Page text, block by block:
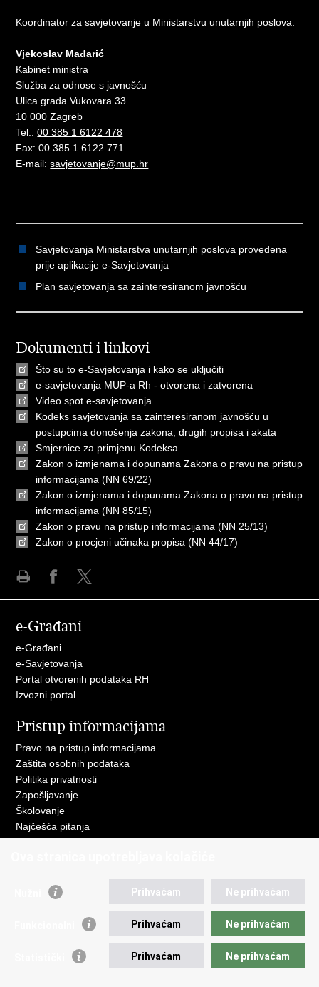
Koordinator za savjetovanje u Ministarstvu unutarnjih poslova:
Vjekoslav Mađarić
Kabinet ministra
Služba za odnose s javnošću
Ulica grada Vukovara 33
10 000 Zagreb
Tel.:00 385 1 6122 478
Fax: 00 385 1 6122 771
E-mail:savjetovanje@mup.hr
Savjetovanja Ministarstva unutarnjih poslova provedena
prije aplikacije e-Savjetovanja
Plan savjetovanja sa zainteresiranom javnošću
Dokumenti i linkovi
Što su to e-Savjetovanja i kako se uključiti
e-savjetovanja MUP-a Rh - otvorena i zatvorena
Video spot e-savjetovanja
Kodeks savjetovanja sa zainteresiranom javnošću u
postupcima donošenja zakona, drugih propisa i akata
Smjernice za primjenu Kodeksa
Zakon o izmjenama i dopunama Zakona o pravu na pristup
informacijama (NN 69/22)
Zakon o izmjenama i dopunama Zakona o pravu na pristup
informacijama (NN 85/15)
Zakon o pravu na pristup informacijama (NN 25/13)
Zakon o procjeni učinaka propisa (NN 44/17)
Facebooku
X-
e-Građani
e-Građani
e-Savjetovanja
Portal otvorenih podataka RH
Izvozni portal
Pristup informacijama
Pravo na pristup informacijama
Zaštita osobnih podataka
Politika privatnosti
Zapošljavanje
Školovanje
Najčešća pitanja
EMN Nacionalna kontaktna točka za Republiku Hrvatsku
Policijska akademija
Zaklada policijske solidarnosti
Prihvaćam Ne prihvaćam
Prihvaćam Ne prihvaćam
Prihvaćam Ne prihvaćam